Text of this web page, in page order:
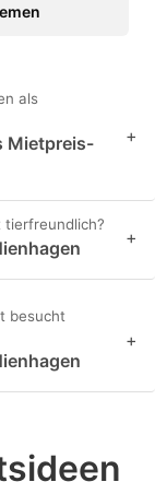
als
Mietpreis-
+
tierfreundlich?
+
besucht
+